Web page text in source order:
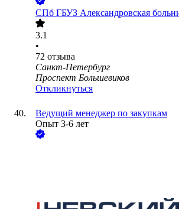
СПб ГБУЗ Александровская
3.1
•
72 отзыва
Санкт-Петербург
Проспект Большевиков
Откликнуться
Ведущий менеджер по закупкам
Опыт 3-6 лет